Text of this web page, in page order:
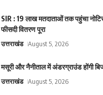
SIR : 19 लाख मतदाताओं तक पहुंचा
फीसदी वितरण पूरा
उत्तराखंड August 5, 2026
मसूरी और नैनीताल में अंडरग्राउंड होंगी
उत्तराखंड August 5, 2026